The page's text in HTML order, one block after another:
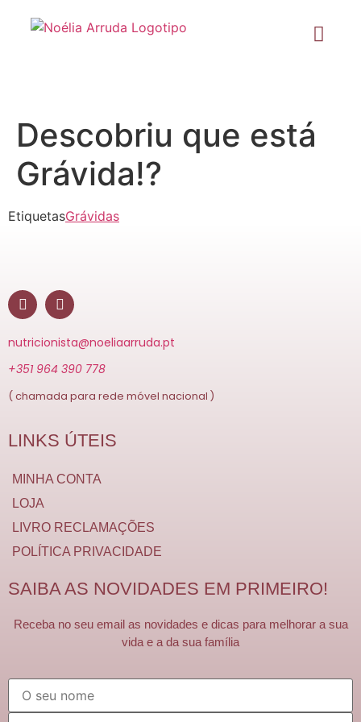
Descobriu que está
Grávida!?
EtiquetasGrávidas
nutricionista@noeliaarruda.pt
+351 964 390 778
( chamada para rede móvel nacional )
LINKS ÚTEIS
MINHA CONTA
LOJA
LIVRO RECLAMAÇÕES
POLÍTICA PRIVACIDADE
SAIBA AS NOVIDADES EM PRIMEIRO!
Receba no seu email as novidades e dicas para melhorar a sua
vida e a da sua família